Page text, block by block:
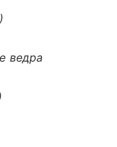
ведра